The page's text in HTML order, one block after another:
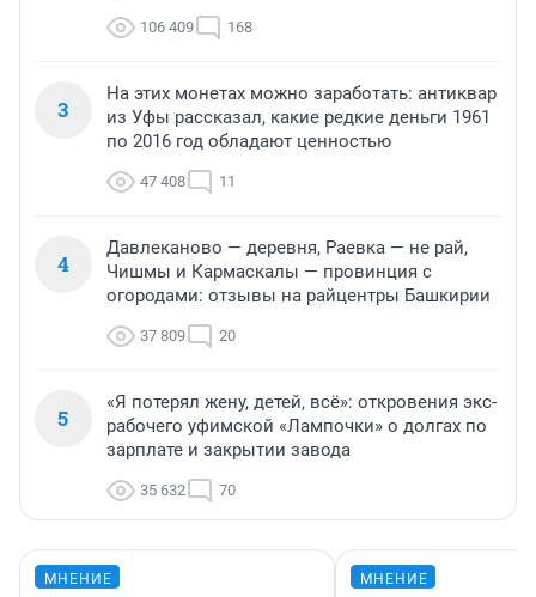
106 409 168
3
На этих монетах можно заработать: антиквар
из Уфы рассказал, какие редкие деньги 1961
по 2016 год обладают ценностью
47 408 11
4
Давлеканово — деревня, Раевка — не рай,
Чишмы и Кармаскалы — провинция с
огородами: отзывы на райцентры Башкирии
37 809 20
5
«Я потерял жену, детей, всё»: откровения экс-
рабочего уфимской «Лампочки» о долгах по
зарплате и закрытии завода
35 632 70
МНЕНИЕ МНЕНИЕ